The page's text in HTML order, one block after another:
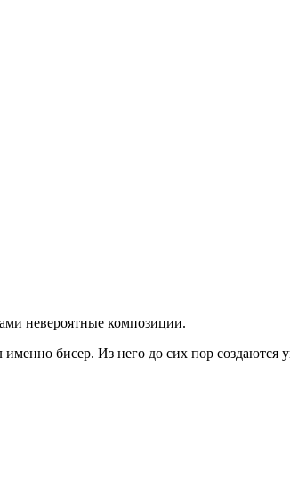
невероятные композиции.
бисер. Из него до сих пор